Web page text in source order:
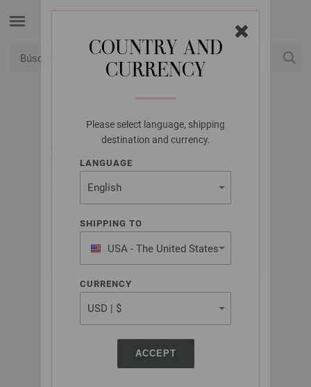
COUNTRY AND
CURRENCY
Please select language, shipping
destination and currency.
LANGUAGE
SHIPPING TO
USA - The United States
of America
CURRENCY
ACCEPT
LANA GROSSA
SHADES - KNITTING
INSTRUCTIONS (EN)
Otoño/Invierno 2019/20